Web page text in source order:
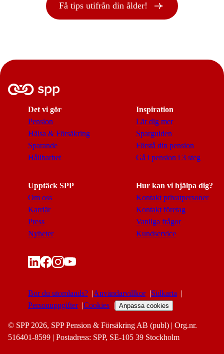
Få tips utifrån din ålder!
Det vi gör
Pension
Hälsa & Försäkring
Sparande
Hållbarhet
Inspiration
Lär dig mer
Sparguiden
Förstå din pension
Gå i pension i 3 steg
Upptäck SPP
Om oss
Karriär
Press
Nyheter
Hur kan vi hjälpa dig?
Kontakt privatpersoner
Kontakt företag
Vanliga frågor
Kundservice
Bor du utomlands? Användarvillkor
Sidkarta
Personuppgifter
Cookies Anpassa cookies
© SPP 2026, SPP Pension & Försäkring AB (publ) | Org.nr.
516401-8599 | Postadress: SPP, SE-105 39 Stockholm